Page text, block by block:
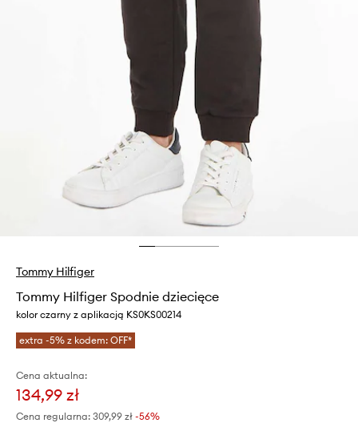
Tommy Hilfiger
Tommy Hilfiger Spodnie dziecięce
kolor czarny z aplikacją KS0KS00214
extra -5% z kodem: OFF*
Cena aktualna:
134,99 zł
Cena regularna: 309,99 zł -56%